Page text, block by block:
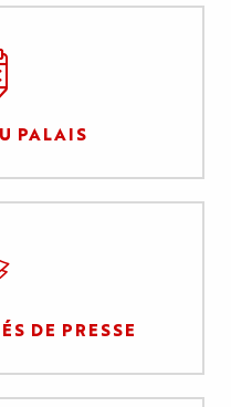
PALAIS
DE PRESSE